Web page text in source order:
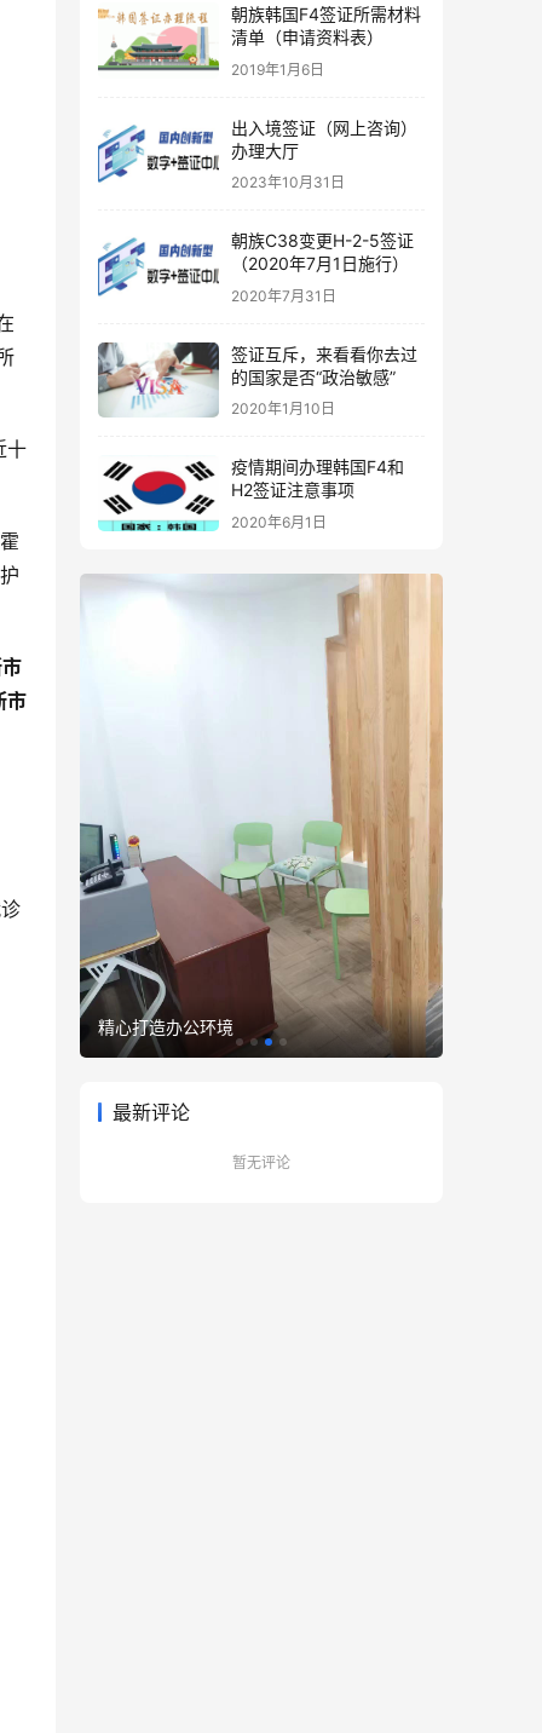
十
市
朝族韩国F4签证所需材料
清单（申请资料表）
2019年1月6日
出入境签证（网上咨询）
办理大厅
2023年10月31日
朝族C38变更H-2-5签证
（2020年7月1日施行）
2020年7月31日
签证互斥，来看看你去过
的国家是否“政治敏感”
2020年1月10日
疫情期间办理韩国F4和
H2签证注意事项
2020年6月1日
精心打造办公环境
最新评论
暂无评论